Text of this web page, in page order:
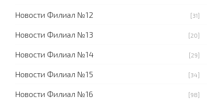
Новости Филиал №12 [31]
Новости Филиал №13 [20]
Новости Филиал №14 [29]
Новости Филиал №15 [34]
Новости Филиал №16 [98]